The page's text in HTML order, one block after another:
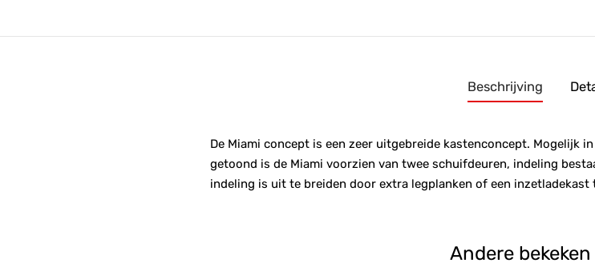
Beschrijving
De Miami concept is een zeer uitgebreide kastenconcept. Mogelijk
getoond is de Miami voorzien van twee schuifdeuren, indeling
indeling is uit te breiden door extra legplanken of een
Andere